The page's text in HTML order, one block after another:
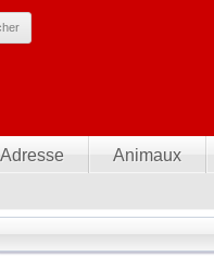
Adresse Animaux